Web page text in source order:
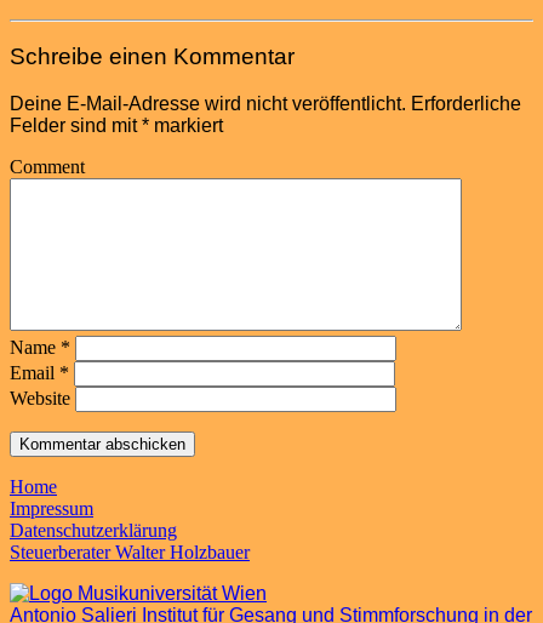
Schreibe einen Kommentar
Deine E-Mail-Adresse wird nicht veröffentlicht. Erforderliche
Felder sind mit* markiert
Comment
Name *
Email *
Website
Home
Impressum
Datenschutzerklärung
Steuerberater Walter Holzbauer
Antonio Salieri Institut für Gesang und Stimmforschung in der